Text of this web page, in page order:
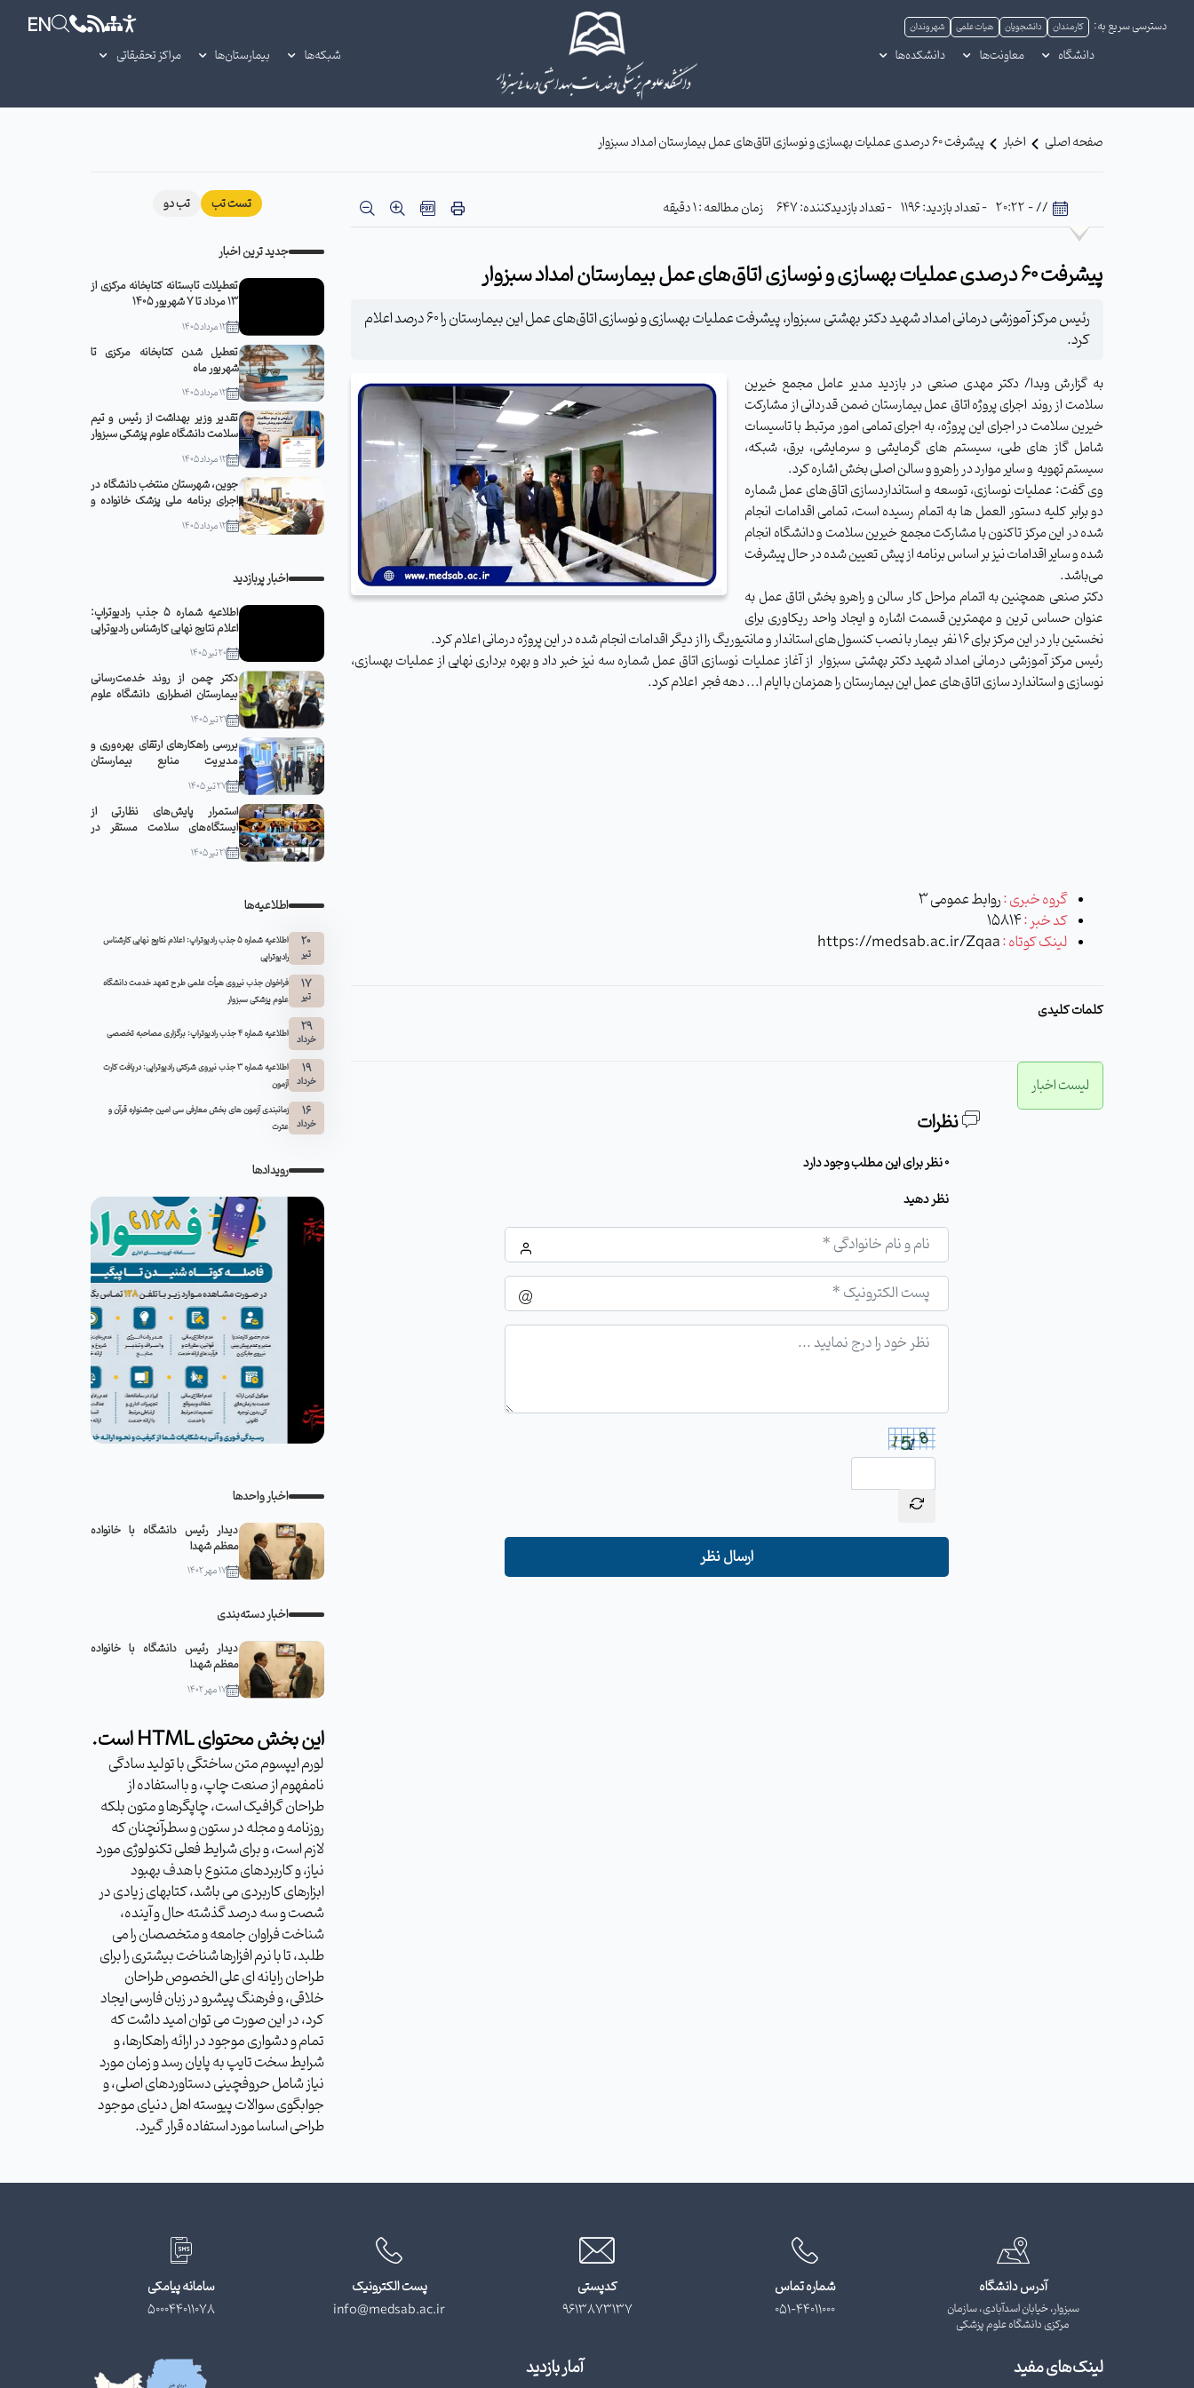
دسترسی سریع به: کارمندان دانشجویان هیات علمی شهروندان EN
دانشگاه معاونت‌ها دانشکده‌ها شبکه‌ها بیمارستان‌ها مراکز تحقیقاتی
صفحه اصلی اخبار پیشرفت ۶۰ درصدی عملیات بهسازی و نوسازی اتاق‌های عمل بیمارستان امداد سبزوار
// - 20:22 - تعداد بازدید: 1196 - تعداد بازدیدکننده: 647 زمان مطالعه : 1 دقیقه
پیشرفت ۶۰ درصدی عملیات بهسازی و نوسازی اتاق‌های عمل بیمارستان امداد سبزوار
رئیس مرکز آموزشی درمانی امداد شهید دکتر بهشتی سبزوار، پیشرفت عملیات بهسازی و نوسازی اتاق‌های عمل این بیمارستان را 60 درصد اعلام
کرد.
به گزارش وبدا/ دکتر مهدی صنعی در بازدید مدیر عامل مجمع خیرین
سلامت از روند اجرای پروژه اتاق عمل بیمارستان ضمن قدردانی از مشارکت
خیرین سلامت در اجرای این پروژه، به اجرای تمامی امور مرتبط با تاسیسات
شامل گاز های طبی، سیستم های گرمایشی و سرمایشی، برق، شبکه،
سیستم تهویه و سایر موارد در راهرو و سالن اصلی بخش اشاره کرد.
وی گفت: عملیات نوسازی، توسعه و استانداردسازی اتاق‌های عمل شماره
دو برابر کلیه دستور العمل ها به اتمام رسیده است، تمامی اقدامات انجام
شده در این مرکز تاکنون با مشارکت مجمع خیرین سلامت و دانشگاه انجام
شده و سایر اقدامات نیز بر اساس برنامه از پیش تعیین شده در حال پیشرفت
می‌باشد.
دکتر صنعی همچنین به اتمام مراحل کار سالن و راهرو بخش اتاق عمل به
عنوان حساس ترین و مهمترین قسمت اشاره و ایجاد واحد ریکاوری برای
نخستین بار در این مرکز برای ۱۶ نفر بیمار با نصب کنسول‌های استاندار و مانتیوریگ را از دیگر اقدامات انجام شده در این پروژه درمانی اعلام کرد.
رئیس مرکز آموزشی درمانی امداد شهید دکتر بهشتی سبزوار از آغاز عملیات نوسازی اتاق عمل شماره سه نیز خبر داد و بهره برداری نهایی از عملیات بهسازی،
نوسازی و استاندارد سازی اتاق‌های عمل این بیمارستان را همزمان با ایام ا... دهه فجر اعلام کرد.
گروه خبری :روابط عمومی 3
کد خبر :15814
لینک کوتاه :https://medsab.ac.ir/Zqaa
کلمات کلیدی
لیست اخبار
نظرات
0 نظر برای این مطلب وجود دارد
نظر دهید
ارسال نظر
تست تب تب دو
جدید ترین اخبار
تعطیلات تابستانه کتابخانه مرکزی از
13 مرداد تا 7 شهریور 1405
12 مرداد 1405
تعطیل شدن کتابخانه مرکزی تا
شهریور ماه
12 مرداد 1405
تقدیر وزیر بهداشت از رئیس و تیم
سلامت دانشگاه علوم پزشکی سبزوار
12 مرداد 1405
جوین، شهرستان منتخب دانشگاه در
اجرای برنامه ملی پزشک خانواده و
نظام ارجاع
12 مرداد 1405
اخبار پربازدید
اطلاعیه شماره 5 جذب رادیوتراپ:
اعلام نتایج نهایی کارشناس رادیوتراپی
20 تیر 1405
دکتر چمن از روند خدمت‌رسانی
بیمارستان اضطراری دانشگاه علوم
پزشکی سبزوار در مشهد مقدس
بازدید کرد
21 تیر 1405
بررسی راهکارهای ارتقای بهره‌وری و
مدیریت منابع بیمارستان
قمربنی‌هاشم(ع) جوین با حضور
رئیس دانشگاه
27 تیر 1405
استمرار پایش‌های نظارتی از
ایستگاه‌های سلامت مستقر در
مواکب سبزوار
21 تیر 1405
اطلاعیه‌ها
20
تیر
اطلاعیه شماره 5 جذب رادیوتراپ: اعلام نتایج نهایی کارشناس
رادیوتراپی
17
تیر
فراخوان جذب نیروی هیأت علمی طرح تعهد خدمت دانشگاه
علوم پزشکی سبزوار
29
خرداد اطلاعیه شماره ۴ جذب رادیوتراپ: برگزاری مصاحبه تخصصی
19
خرداد
اطلاعیه شماره 3 جذب نیروی شرکتی رادیوتراپی: دریافت کارت
آزمون
16
خرداد
زمانبندی آزمون های بخش معارفی سی امین جشنواره قرآن و
عترت
رویدادها
اخبار واحدها
دیدار رئیس دانشگاه با خانواده
معظم شهدا
۱۷ مهر ۱۴۰۲
اخبار دسته‌بندی
دیدار رئیس دانشگاه با خانواده
معظم شهدا
۱۷ مهر ۱۴۰۲
این بخش محتوای HTML است.
لورم ایپسوم متن ساختگی با تولید سادگی
نامفهوم از صنعت چاپ، و با استفاده از
طراحان گرافیک است، چاپگرها و متون بلکه
روزنامه و مجله در ستون و سطرآنچنان که
لازم است، و برای شرایط فعلی تکنولوژی مورد
نیاز، و کاربردهای متنوع با هدف بهبود
ابزارهای کاربردی می باشد، کتابهای زیادی در
شصت و سه درصد گذشته حال و آینده،
شناخت فراوان جامعه و متخصصان را می
طلبد، تا با نرم افزارها شناخت بیشتری را برای
طراحان رایانه ای علی الخصوص طراحان
خلاقی، و فرهنگ پیشرو در زبان فارسی ایجاد
کرد، در این صورت می توان امید داشت که
تمام و دشواری موجود در ارائه راهکارها، و
شرایط سخت تایپ به پایان رسد و زمان مورد
نیاز شامل حروفچینی دستاوردهای اصلی، و
جوابگوی سوالات پیوسته اهل دنیای موجود
طراحی اساسا مورد استفاده قرار گیرد.
آدرس دانشگاه
سبزوار، خیابان اسدآبادی، سازمان
مرکزی دانشگاه علوم پزشکی
شماره تماس
051-44011000
کدپستی
9613873137
پست الکترونیک
info@medsab.ac.ir
سامانه پیامکی
500044011078
لینک‌های مفید آمار بازدید